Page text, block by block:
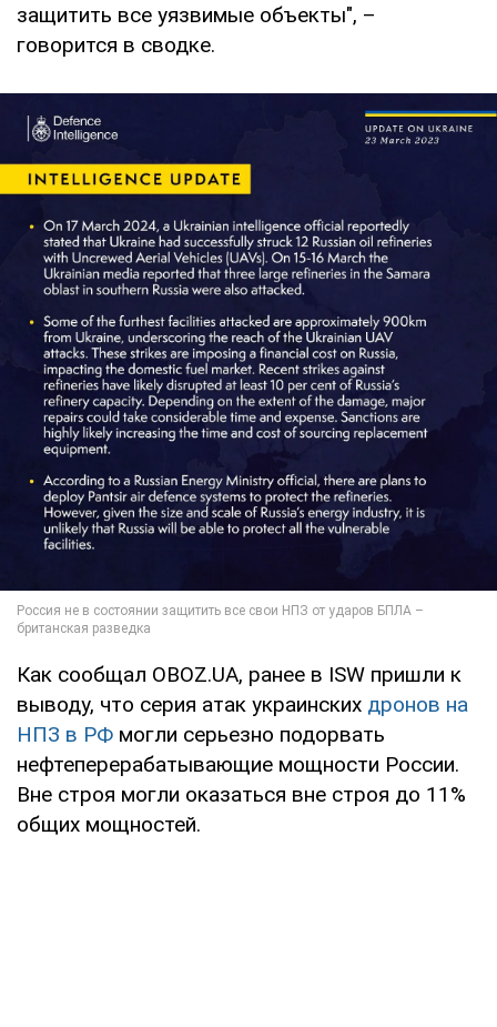
защитить все уязвимые объекты", –
говорится в сводке.
Как сообщал OBOZ.UA, ранее в ISW пришли к
выводу, что серия атак украинских дронов на
НПЗ в РФ могли серьезно подорвать
нефтеперерабатывающие мощности России.
Вне строя могли оказаться вне строя до 11%
общих мощностей.